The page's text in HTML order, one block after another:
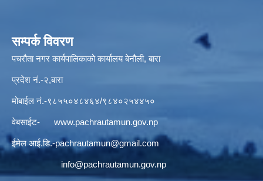
सम्पर्क विवरण
पचरौता नगर कार्यपालिकाको कार्यालय बेनौली, बारा
प्रदेश नं.-२,बारा
मोबाईल नं.-९८५५०४८४६४/९८४०२५४४५०
वेबसाईट- www.pachrautamun.gov.np
ईमेल आई.डि.-pachrautamun@gmail.com
info@pachrautamun.gov.np